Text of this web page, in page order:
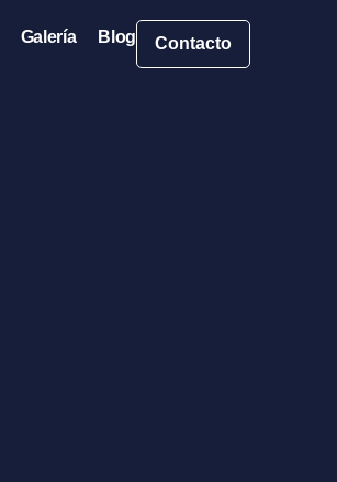
Galería Blog Contacto